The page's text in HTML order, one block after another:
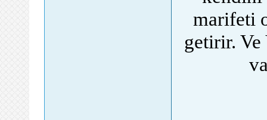
marifeti
getirir.